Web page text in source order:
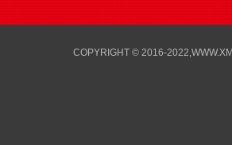
COPYRIGHT © 2016-